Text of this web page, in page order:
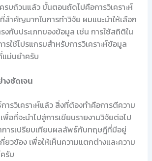
บถ้วนแล้ว ขั้นตอนถัดไปคือการวิเคราะห์
ำคัญมากในการทำวิจัย ผมแนะนำให้เลือก
งกับประเภทของข้อมูล เช่น การใช้สถิติใน
ารใช้โปรแกรมสำหรับการวิเคราะห์ข้อมูล
ม่นยำครับ
งชัดเจน
รวิเคราะห์แล้ว สิ่งที่ต้องทำคือการตีความ
อที่จะนำไปสู่การเขียนรายงานวิจัยต่อไป
การเปรียบเทียบผลลัพธ์กับทฤษฎีที่มีอยู่
ยวข้อง เพื่อให้เห็นความแตกต่างและความ
รับ